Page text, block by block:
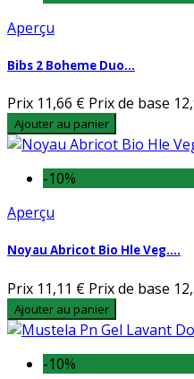
Aperçu
Bibs 2 Boheme Duo...
Prix 11,66 € Prix de base
Ajouter au panier
-10%
Aperçu
Noyau Abricot Bio Hle Veg....
Prix 11,11 € Prix de base
Ajouter au panier
-10%